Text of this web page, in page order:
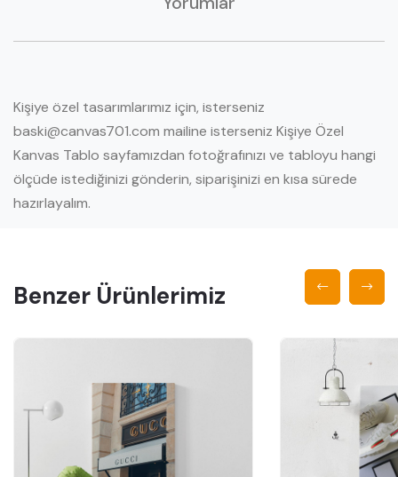
Kişiye özel tasarımlarımız için, isterseniz
baski@canvas701.com mailine isterseniz Kişiye Özel
Kanvas Tablo sayfamızdan fotoğrafınızı ve tabloyu hangi
ölçüde istediğinizi gönderin, siparişinizi en kısa sürede
hazırlayalım.
Benzer Ürünlerimiz